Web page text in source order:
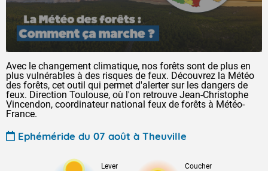
Avec le changement climatique, nos forêts sont de plus en
plus vulnérables à des risques de feux. Découvrez la Météo
des forêts, cet outil qui permet d'alerter sur les dangers de
feux. Direction Toulouse, où l'on retrouve Jean-Christophe
Vincendon, coordinateur national feux de forêts à Météo-
France.
Ephéméride du 07 août à Theuville
Lever Coucher